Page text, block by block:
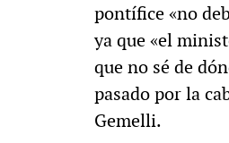
pontífice «no
ya que «el
que no sé de
pasado por la
Gemelli.